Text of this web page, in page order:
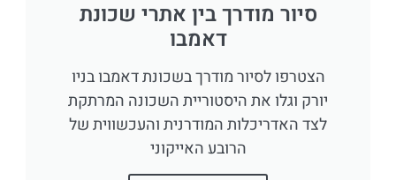
סיור מודרך בין אתרי שכונת
דאמבו
הצטרפו לסיור מודרך בשכונת דאמבו בניו
יורק וגלו את היסטוריית השכונה המרתקת
לצד האדריכלות המודרנית והעכשווית של
הרובע האייקוני